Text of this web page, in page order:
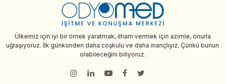
Ülkemiz için iyi bir örnek yaratmak, ilham vermek için azimle, onurla
uğraşıyoruz. İlk günkünden daha coşkulu ve daha inançlıyız. Çünkü bunun
olabileceğini biliyoruz.